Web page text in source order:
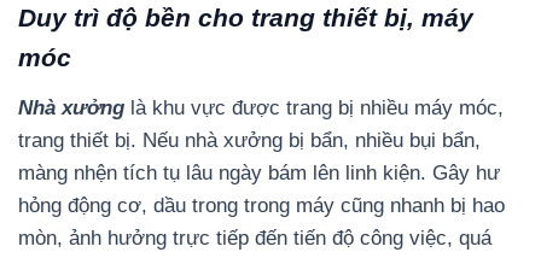
Duy trì độ bền cho trang thiết bị, máy
móc
Nhà xưởng là khu vực được trang bị nhiều máy móc,
trang thiết bị. Nếu nhà xưởng bị bẩn, nhiều bụi bẩn,
màng nhện tích tụ lâu ngày bám lên linh kiện. Gây hư
hỏng động cơ, dầu trong trong máy cũng nhanh bị hao
mòn, ảnh hưởng trực tiếp đến tiến độ công việc, quá